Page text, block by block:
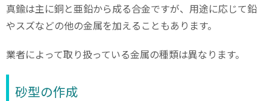
真鍮は主に銅と亜鉛から成る合金ですが、用途に応じて鉛
やスズなどの他の金属を加えることもあります。
業者によって取り扱っている金属の種類は異なります。
砂型の作成